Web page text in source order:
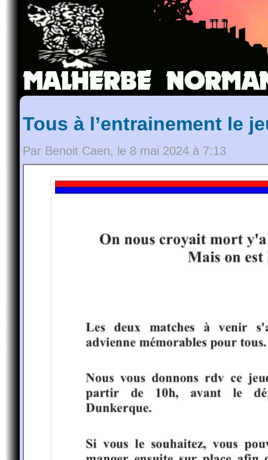
Tous à l’entrainement le
Par Benoit Caen, le 8 mai 2024 à 7:13